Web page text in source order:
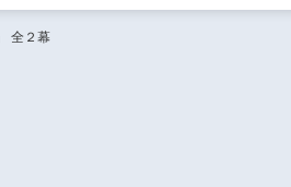
全２幕